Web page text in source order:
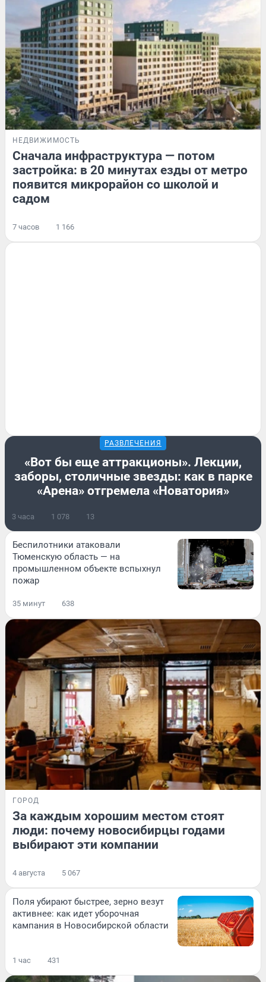
НЕДВИЖИМОСТЬ
Сначала инфраструктура — потом
застройка: в 20 минутах езды от метро
появится микрорайон со школой и
садом
7 часов 1 166
РАЗВЛЕЧЕНИЯ
«Вот бы еще аттракционы». Лекции,
заборы, столичные звезды: как в парке
«Арена» отгремела «Новатория»
3 часа 1 078 13
Беспилотники атаковали
Тюменскую область — на
промышленном объекте вспыхнул
пожар
35 минут 638
ГОРОД
За каждым хорошим местом стоят
люди: почему новосибирцы годами
выбирают эти компании
4 августа 5 067
Поля убирают быстрее, зерно везут
активнее: как идет уборочная
кампания в Новосибирской области
1 час 431